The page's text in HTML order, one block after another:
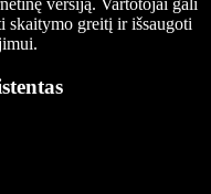
greitį ir išsaugoti